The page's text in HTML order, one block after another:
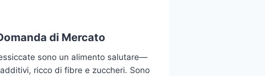
di Mercato
sono un alimento salutare—
ricco di fibre e zuccheri. Sono